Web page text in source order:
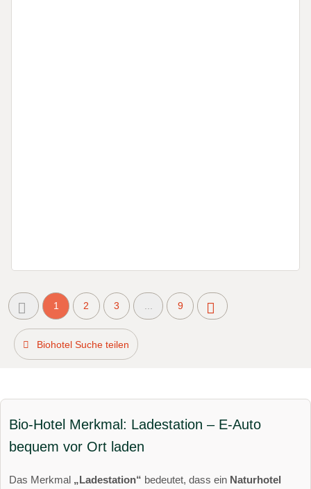
1 2 3 9
Biohotel Suche teilen
Bio-Hotel Merkmal: Ladestation – E-Auto
bequem vor Ort laden
Das Merkmal „Ladestation“ bedeutet, dass ein Naturhotel